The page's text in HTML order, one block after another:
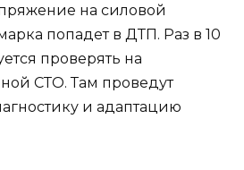
на силовой
попадет в ДТП. Раз в 10
проверять на
СТО. Там проведут
и адаптацию